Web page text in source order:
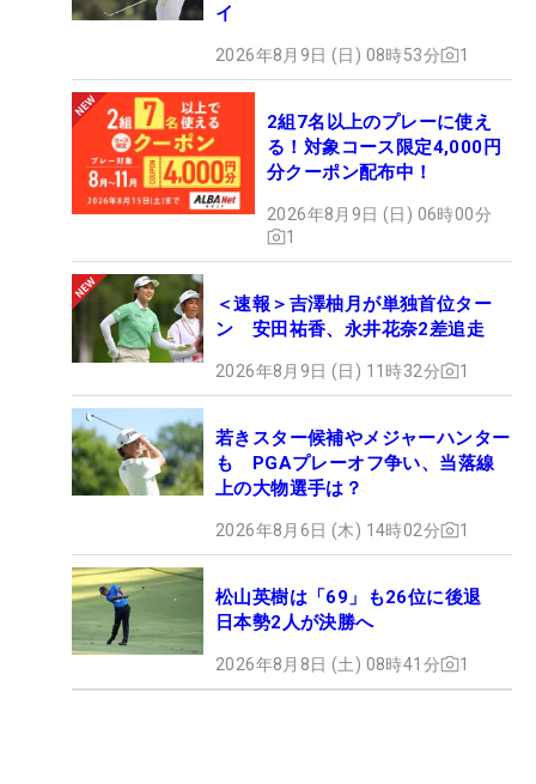
イ
2026年8月9日 (日) 08時53分 1
2組7名以上のプレーに使え
る！対象コース限定4,000円
分クーポン配布中！
2026年8月9日 (日) 06時00分
1
＜速報＞吉澤柚月が単独首位ター
ン 安田祐香、永井花奈2差追走
2026年8月9日 (日) 11時32分 1
若きスター候補やメジャーハンター
も PGAプレーオフ争い、当落線
上の大物選手は？
2026年8月6日 (木) 14時02分 1
松山英樹は「69」も26位に後退
日本勢2人が決勝へ
2026年8月8日 (土) 08時41分 1